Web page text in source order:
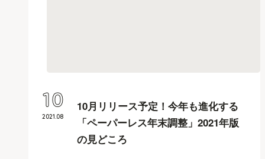
10月リリース予定！今年も進化する
「ペーパーレス年末調整」2021年版
の見どころ
2021.08
10